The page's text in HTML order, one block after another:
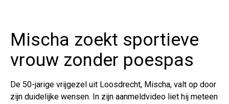
Mischa zoekt sportieve
vrouw zonder poespas
De 50-jarige vrijgezel uit Loosdrecht, Mischa, valt op door
zijn duidelijke wensen. In zijn aanmeldvideo liet hij meteen